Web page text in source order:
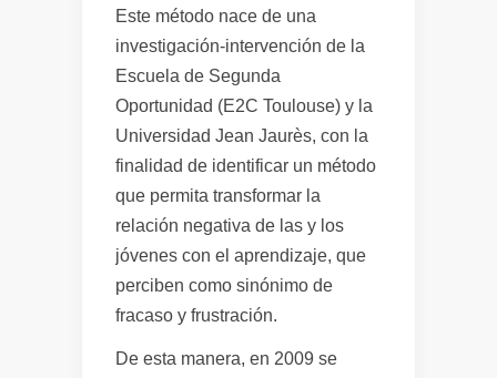
Este método nace de una
investigación-intervención de la
Escuela de Segunda
Oportunidad (E2C Toulouse) y la
Universidad Jean Jaurès, con la
finalidad de identificar un método
que permita transformar la
relación negativa de las y los
jóvenes con el aprendizaje, que
perciben como sinónimo de
fracaso y frustración.
De esta manera, en 2009 se